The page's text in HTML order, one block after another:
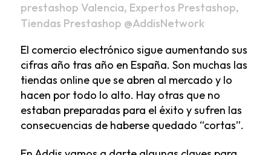
prestashop Valencia, Expertos Prestashop,
Tiendas Prestashop @AddisNetwork
El comercio electrónico sigue aumentando sus
cifras año tras año en España. Son muchas las
tiendas online que se abren al mercado y lo
hacen por todo lo alto. Hay otras que no
estaban preparadas para el éxito y sufren las
consecuencias de haberse quedado “cortas”.